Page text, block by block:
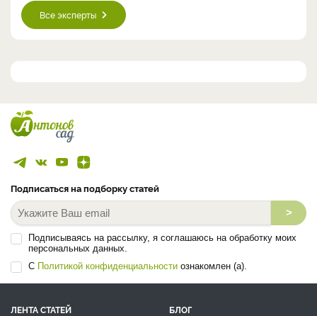
Все эксперты
Подписаться на подборку статей
>
Подписываясь на рассылку, я соглашаюсь на обработку моих
персональных данных.
С Политикой конфиденциальности ознакомлен (а).
ЛЕНТА СТАТЕЙ
БЛОГ